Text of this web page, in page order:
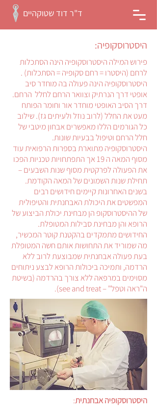
ד"ר דוד שטוקהיים
היסטרוסקופיה:
פירוש המילה היסטרוסקופיה הינה הסתכלות
לרחם (היסטרו = רחם סקופיה = הסתכלות) .
היסטרוסקופיה הינה פעולה בה מוחדר סיב
אופטי דרך הנרתיק וצוואר הרחם לחלל הרחם.
דרך הסיב האופטי מוחדר אור וחומר הפותח
מעט את החלל (לרוב נוזל ולעיתים גז). שילוב
כל הגורמים הללו מאפשרים אבחון מיטבי של
חלל הרחם וטיפול בבעיות שונות.
היסטרוסקופיה מתוארת בספרות הרפואית עוד
מסוף המאה ה 19 אך התפתחויות טכניות הפכו
את הפעולה לפרקטית מסוף שנות השבעים –
תחילת שנות השמונים של המאה הקודמת.
בשנים האחרונות קיימים חידושים רבים
המפשטים את היכולת האבחנתית והטיפולית
של ההיסטרוסקופ הן מבחינת יכולת הביצוע של
הרופא והן מבחינת סבילות המטופלת.
החידושים מתמקדים בהקטנת קוטר המכשיר,
מה שמוריד את התחושות אותם חשה המטופלת
בעת פעולה אבחנתית שמבוצעת לרוב ללא
הרדמה, ותמיכה ביכולות הרופא לבצע ניתוחים
מסוימים במרפאה ללא צורך בהרדמה (בשיטת
ה"ראה וטפל" – see and treat).
היסטרוסקופיה אבחנתית: